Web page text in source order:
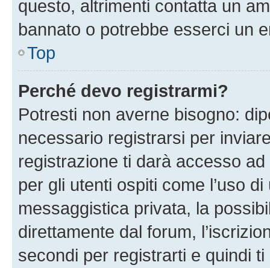
questo, altrimenti contatta un
bannato o potrebbe esserci un
Top
Perché devo registrarmi?
Potresti non averne bisogno:
necessario registrarsi per
registrazione ti darà accesso
per gli utenti ospiti come l’uso
messaggistica privata, la
direttamente dal forum,
secondi per registrarti e quindi